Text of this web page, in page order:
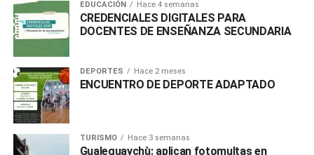
EDUCACIÓN Hace 4 semanas
CREDENCIALES DIGITALES PARA
DOCENTES DE ENSEÑANZA SECUNDARIA
DEPORTES Hace 2 meses
ENCUENTRO DE DEPORTE ADAPTADO
TURISMO Hace 3 semanas
Gualeguaychù: aplican fotomultas en